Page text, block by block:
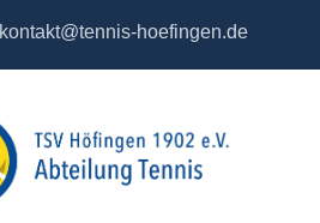
kontakt@tennis-hoefingen.de